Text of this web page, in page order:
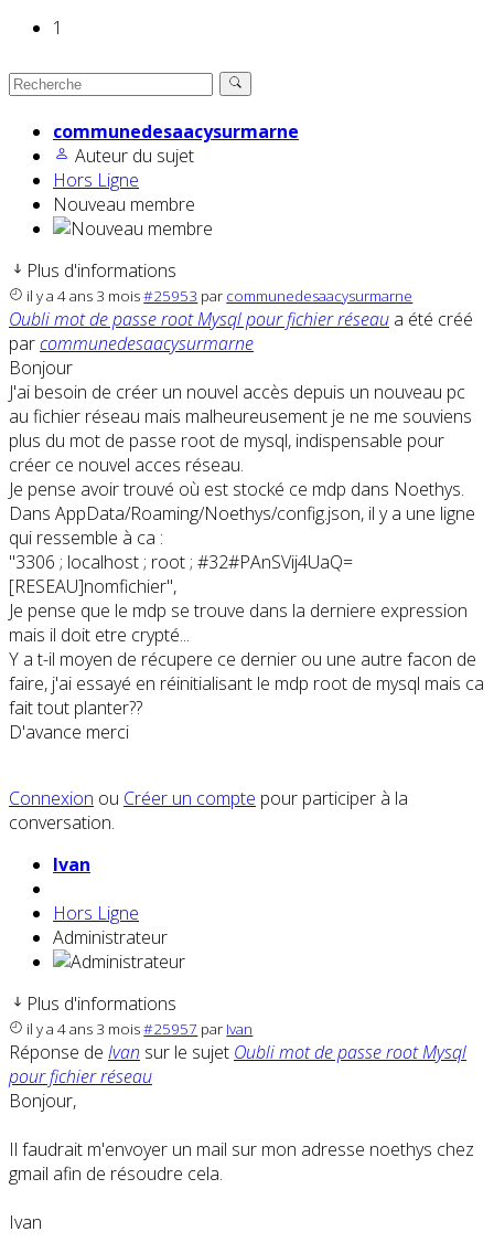
1
communedesaacysurmarne
Auteur du sujet
Hors Ligne
Nouveau membre
Plus d'informations
il y a 4 ans 3 mois#25953 par communedesaacysurmarne
Oubli mot de passe root Mysql pour fichier réseau a été créé
parcommunedesaacysurmarne
Bonjour
J'ai besoin de créer un nouvel accès depuis un nouveau pc
au fichier réseau mais malheureusement je ne me souviens
plus du mot de passe root de mysql, indispensable pour
créer ce nouvel acces réseau.
Je pense avoir trouvé où est stocké ce mdp dans Noethys.
Dans AppData/Roaming/Noethys/config.json, il y a une ligne
qui ressemble à ca :
"3306 ; localhost ; root ; #32#PAnSVij4UaQ=
[RESEAU]nomfichier",
Je pense que le mdp se trouve dans la derniere expression
mais il doit etre crypté...
Y a t-il moyen de récupere ce dernier ou une autre facon de
faire, j'ai essayé en réinitialisant le mdp root de mysql mais ca
fait tout planter??
D'avance merci
Connexion ou Créer un compte pour participer à la
conversation.
Ivan
Hors Ligne
Administrateur
Plus d'informations
il y a 4 ans 3 mois#25957 par Ivan
Réponse de Ivan sur le sujet Oubli mot de passe root Mysql
pour fichier réseau
Bonjour,
Il faudrait m'envoyer un mail sur mon adresse noethys chez
gmail afin de résoudre cela.
Ivan